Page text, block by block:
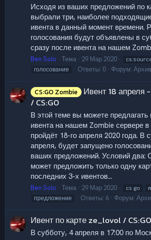
Исходя из ваших предложений по
выбрали три, наиболее
ивента в данный момент времени.
голосования будут объявлены в
сразу после ивента на нашем
Ben Solo Тема 29 Мар 2020
голосование
Ответы: 0 Форум: Архив
CS:GO Zombie
Ивент 18 апреля
/ CS:GO
В этой теме вы можете предлагать
ивента на нашем Zombie сервере в
пройдёт 18-го апреля 2020 года. В
апреля, будет запущено
ваших предложений. Условий два:
может предложить только одну
последних 3-х ивентов...
Ben Solo Тема 29 Мар 2020 cs go
предложение
Ответы: 6 Форум:
Ивент по карте ze_lovol / CS:GO
В субботу, 4 апреля в 17:00 по